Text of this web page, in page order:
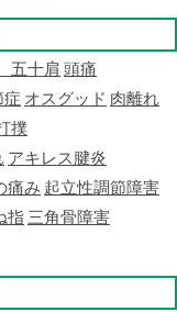
五十肩 頭痛
症 オスグッド 肉離れ
撲
アキレス腱炎
痛み 起立性調節障害
指 三角骨障害